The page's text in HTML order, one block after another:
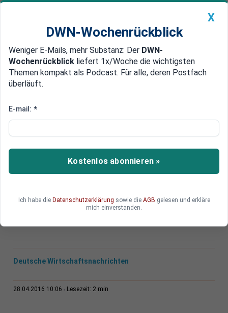
Newsticker MEIN DWN: Geldanlage Premium
Edelmetalle DWN-Magazin China
Deutsche Bank im Fokus
Dax fällt nach schwachen
Vorgaben aus Asien
Der deutsche Leitindex ist mit Verlusten in den
stieg daraufhin so stark wie seit drei Monaten
Deutsche Wirtschaftsnachrichten
28.04.2016 10:06 Lesezeit: 2 min
X
DWN-Wochenrückblick
Weniger E-Mails, mehr Substanz: Der DWN-
Wochenrückblick liefert 1x/Woche die wichtigsten
Themen kompakt als Podcast. Für alle, deren Postfach
überläuft.
E-mail: *
Kostenlos abonnieren »
Ich habe die Datenschutzerklärung sowie die AGB gelesen und erkläre
mich einverstanden.